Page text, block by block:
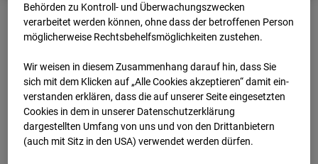
Home
Deutschland
BC-118 BV-Ausbau Bonatzbau -Cam8
Archiv
2026
07 08 15:20
BC-118 BV-Ausbau
Bonatzbau -Cam8
Behörden zu Kontroll- und Überwachungszwecken
verarbeitet werden können, ohne dass der betroffenen Person
möglicherweise Rechtsbehelfsmöglichkeiten zustehen.
Wir weisen in diesem Zusammenhang darauf hin, dass Sie
sich mit dem Klicken auf „Alle Cookies akzeptieren“ damit ein­
ver­standen erklären, dass die auf unserer Seite eingesetzten
Cookies in dem in unserer Datenschutzerklärung
dargestellten Umfang von uns und von den Drittanbietern
(auch mit Sitz in den USA) verwendet werden dürfen.